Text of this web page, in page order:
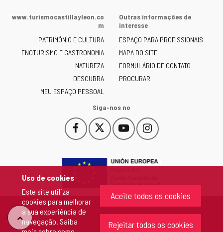
Uso de cookies
Este site utiliza
cookies para melhorar
a sua experiência de
navegação. Saiba
Aceite todos os cookies
Rejeitar todos os cookies
Junta
Castilla
y
León
-
www.turismocastillayleon.co
m
PATRIMÓNIO E CULTURA
ENOTURISMO E GASTRONOMIA
NATUREZA
DESCUBRA
MEU ESPAÇO PESSOAL
Outras informações de
interesse
ESPAÇO PARA PROFISSIONAIS
MAPA DO SITE
FORMULÁRIO DE CONTATO
PROCURAR
Siga-nos no
Facebook
Este
enlace
abrirá
nueva.
Este
enlace
abrirá
ventana
nueva.
YouTube
Este
enlace
abrirá
ventana
nueva.
Instagram
Este
enlace
abrirá
nueva.
"Voltar